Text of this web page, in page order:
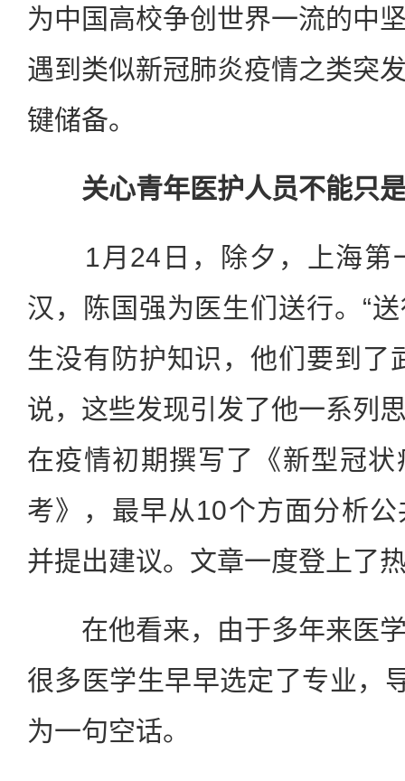
为中国高校争创世界一流的中
遇到类似新冠肺炎疫情之类突
键储备。
关心青年医护人员不能只
1月24日，除夕，上海第
汉，陈国强为医生们送行。“
生没有防护知识，他们要到了
说，这些发现引发了他一系列
在疫情初期撰写了《新型冠
考》，最早从10个方面分析
并提出建议。文章一度登上了
在他看来，由于多年来医学
很多医学生早早选定了专业，
为一句空话。